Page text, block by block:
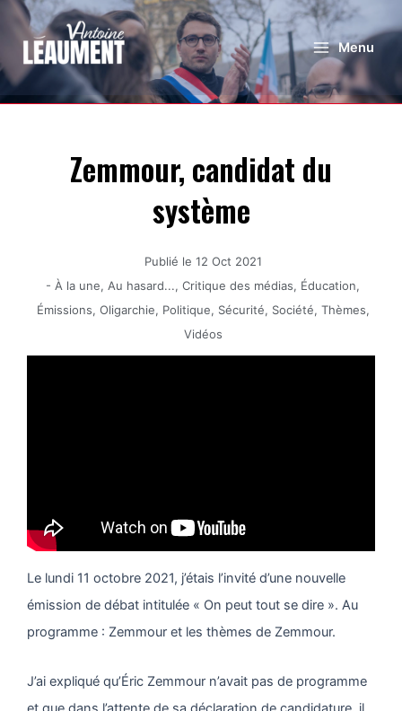
Menu
Zemmour, candidat du
système
Publié le 12 Oct 2021
- À la une, Au hasard..., Critique des médias, Éducation,
Émissions, Oligarchie, Politique, Sécurité, Société, Thèmes,
Vidéos
Le lundi 11 octobre 2021, j’étais l’invité d’une nouvelle
émission de débat intitulée « On peut tout se dire ». Au
programme : Zemmour et les thèmes de Zemmour.
J’ai expliqué qu’Éric Zemmour n’avait pas de programme